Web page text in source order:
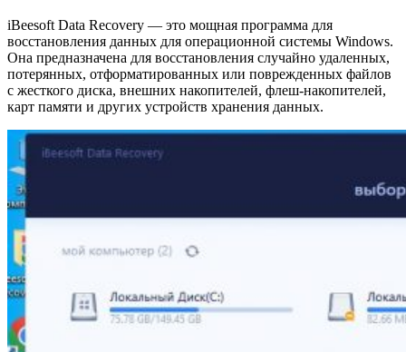
iBeesoft Data Recovery — это мощная программа для
восстановления данных для операционной системы Windows.
Она предназначена для восстановления случайно удаленных,
потерянных, отформатированных или поврежденных файлов
с жесткого диска, внешних накопителей, флеш-накопителей,
карт памяти и других устройств хранения данных.